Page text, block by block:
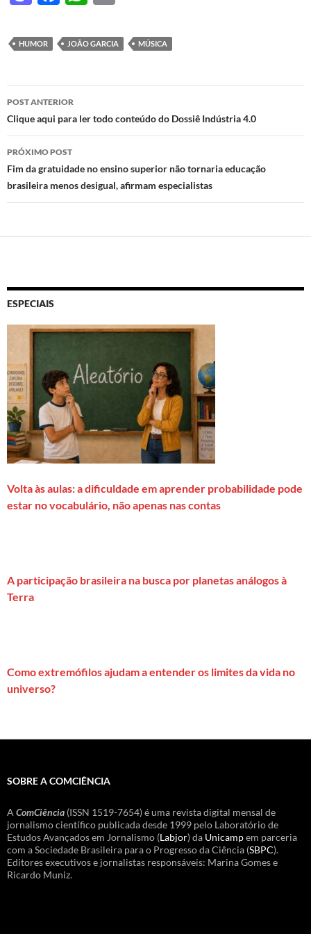
to
d
o
n
e
b
o
o
k
at
s
A
p
nt
HUMOR JOÃO GARCIA MÚSICA
Navegação
de
posts
POST ANTERIOR
Clique aqui para ler todo conteúdo do Dossiê Indústria 4.0
PRÓXIMO POST
Fim da gratuidade no ensino superior não tornaria educação
brasileira menos desigual, afirmam especialistas
ESPECIAIS
Volta às aulas: a dificuldade em aprender probabilidade pode
estar no vocabulário, não apenas nas contas
A participação brasileira na busca por planetas análogos à
Terra
Como extremófilos ajudam a entender os limites da vida no
universo?
SOBRE A COMCIÊNCIA
A ComCiência (ISSN 1519-7654) é uma revista digital mensal de
jornalismo científico publicada desde 1999 pelo Laboratório de
Estudos Avançados em Jornalismo (Labjor) da Unicampem parceria
com a Sociedade Brasileira para o Progresso da Ciência (SBPC).
Editores executivos e jornalistas responsáveis: Marina Gomes e
Ricardo Muniz.